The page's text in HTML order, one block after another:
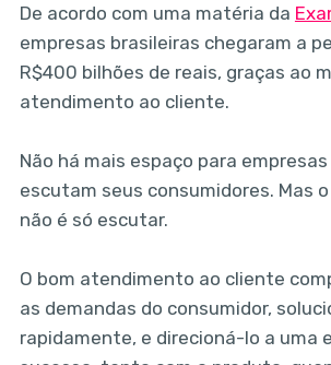
De acordo com uma matéria da
empresas brasileiras chegaram a
R$400 bilhões de reais, graças ao
atendimento ao cliente.
Não há mais espaço para
escutam seus consumidores. Mas
não é só escutar.
O bom atendimento ao cliente
as demandas do consumidor,
rapidamente, e direcioná-lo a uma